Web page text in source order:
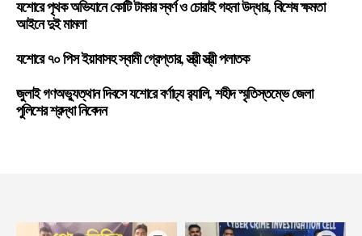
যশোরে পৃথক অভিযানে কোটি টাকার স্বর্ণ ও চোরাই গহনা উদ্ধার, বিশেষ ক্ষমতা
আইনে দুই মামলা
যশোরে ৭০ পিস ইয়াবাসহ স্বামী গ্রেপ্তার, স্ত্রী স্ত্রী পলাতক
জুলাই গণঅভ্যুত্থান দিবসে যশোরে বর্ণাঢ্য র‍্যালি, শহীদ স্মৃতিস্তম্ভে জেলা
পুলিশের শ্রদ্ধা নিবেদন